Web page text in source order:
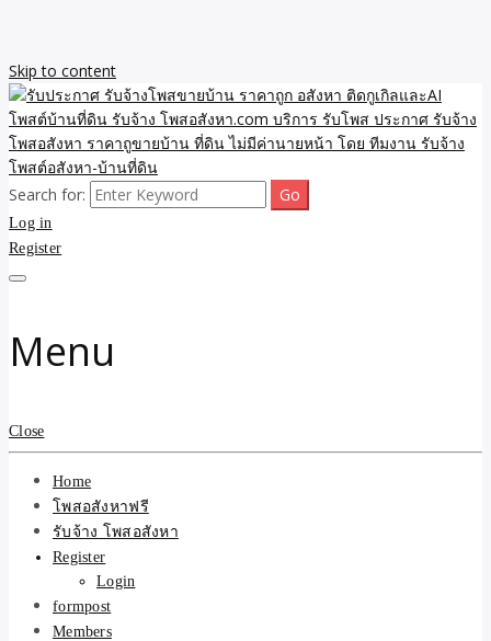
Skip to content
รับประกาศ รับจ้างโพสขาย
บ้าน ราคาถูก อสังหา ติดกู
รับจ้าง โพสอสังหา.com
บริการ รับโพส ประกาศ
รับจ้างโพสอสังหา ราคาถู
ขายบ้าน ที่ดิน ไม่มีค่านาย
หน้า โดย ทีมงาน รับจ้าง
โพสต์อสังหา-บ้านที่ดิน
รับจ้างโพสขายบ้าน ราคาถูก ประกาศ ขายอสังหา โฆษณา ไม่มีค่านาย
หน้า โพสอสังหา รับจ้างโพสขายบ้านบริการ รับจ้างโพสอสังหา ราคาถูก
ขายบ้าน ขายที่ดิน เว็บประกาศ โพส โฆษณา ลงประกาศฟรี
Search for:
Log in
Register
Menu
Close
Home
โพสอสังหาฟรี
รับจ้าง โพสอสังหา
Register
Login
formpost
Members